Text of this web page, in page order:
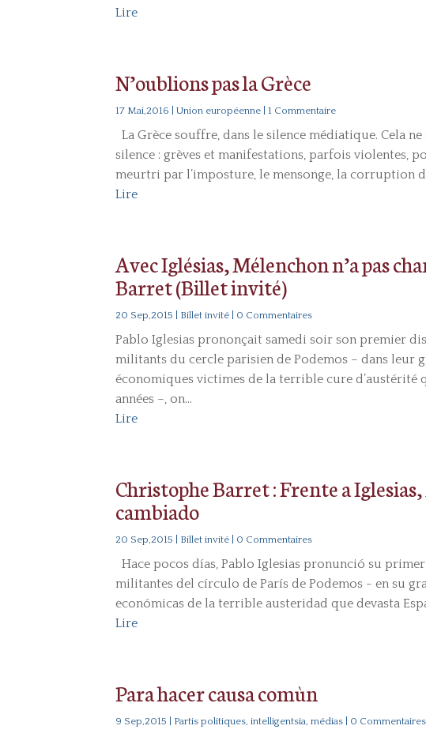
Lire
N’oublions pas la Grèce
17 Mai,2016 |Union européenne | 1 Commentaire
La Grèce souffre, dans le silence médiatique. Cela
silence : grèves et manifestations, parfois violentes,
meurtri par l’imposture, le mensonge, la corruption
Lire
Avec Iglésias, Mélenchon n’a pas
Barret (Billet invité)
20 Sep,2015 Billet invité | 0 Commentaires
Pablo Iglesias prononçait samedi soir son premier
militants du cercle parisien de Podemos – dans leur
économiques victimes de la terrible cure d’austérité
années –, on...
Lire
Christophe Barret : Frente a
cambiado
20 Sep,2015 Billet invité | 0 Commentaires
Hace pocos días, Pablo Iglesias pronunció su
militantes del círculo de París de Podemos - en su
económicas de la terrible austeridad que devasta
Lire
Para hacer causa comùn
9 Sep,2015 Partis politiques, intelligentsia, médias | 0 Commentaires